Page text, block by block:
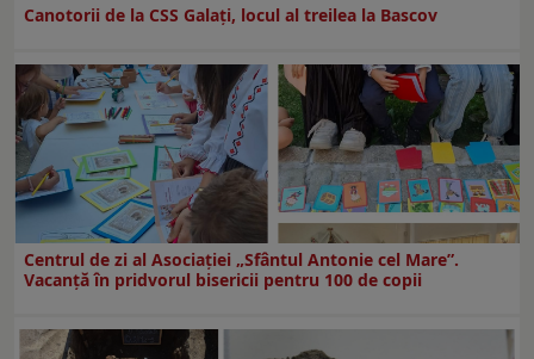
Canotorii de la CSS Galați, locul al treilea la Bascov
Centrul de zi al Asociației „Sfântul Antonie cel Mare”.
Vacanță în pridvorul bisericii pentru 100 de copii